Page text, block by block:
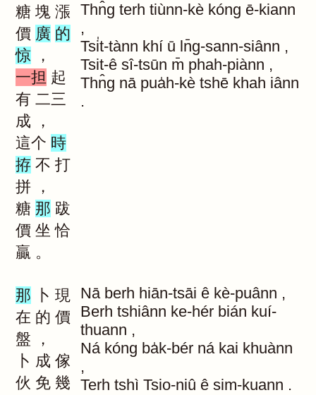
糖 塊 漲
價 廣 的
惊
，
一担 起
有 二三
成
，
這个 時
拵 不 打
拼
，
糖 那 跋
價 坐 恰
贏 。
Thn̂g terh tiùnn-kè kóng ē-kiann
,
Tsi̍t-tànn khí ū ln̄g-sann-siânn ,
Tsit-ê sî-tsūn m̄ phah-piànn ,
Thn̂g nā pua̍h-kè tshē khah iânn
.
那 卜 現
在 的 價
盤
，
卜 成 傢
伙 免 幾
Nā berh hiān-tsāi ê kè-puânn ,
Berh tshiânn ke-hér bián kuí-
thuann ,
Ná kóng ba̍k-bér ná kai khuànn
,
Terh tshì Tsio-niû ê sim-kuann .